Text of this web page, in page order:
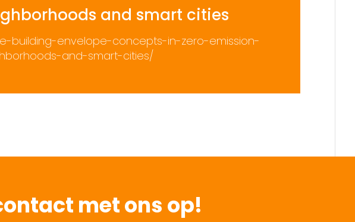
and smart cities
building-envelope-concepts-in-zero-emission-
and-smart-cities/
met ons op!